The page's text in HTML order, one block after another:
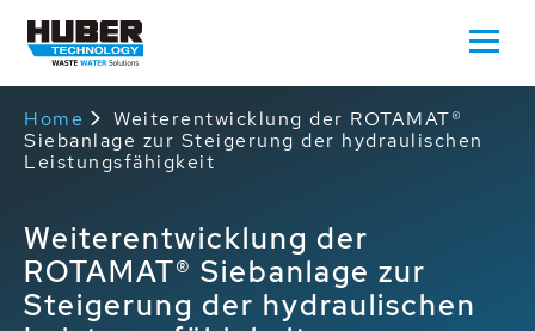
Home
Weiterentwicklung der ROTAMAT®
Siebanlage zur Steigerung der hydraulischen
Leistungsfähigkeit
Weiterentwicklung der
ROTAMAT® Siebanlage zur
Steigerung der hydraulischen